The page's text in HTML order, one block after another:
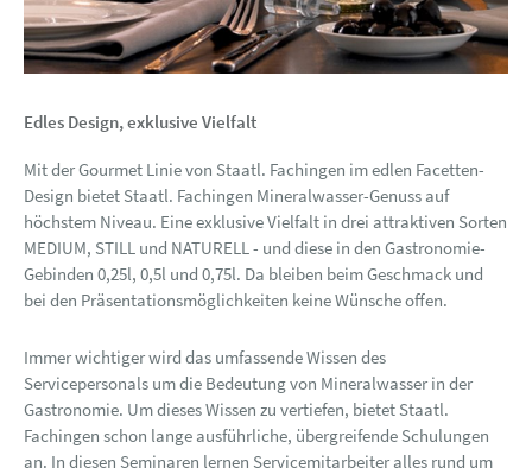
Edles Design, exklusive Vielfalt
Mit der Gourmet Linie von Staatl. Fachingen im edlen Facetten-
Design bietet Staatl. Fachingen Mineralwasser-Genuss auf
höchstem Niveau. Eine exklusive Vielfalt in drei attraktiven Sorten
MEDIUM, STILL und NATURELL - und diese in den Gastronomie-
Gebinden 0,25l, 0,5l und 0,75l. Da bleiben beim Geschmack und
bei den Präsentationsmöglichkeiten keine Wünsche offen.
Immer wichtiger wird das umfassende Wissen des
Servicepersonals um die Bedeutung von Mineralwasser in der
Gastronomie. Um dieses Wissen zu vertiefen, bietet Staatl.
Fachingen schon lange ausführliche, übergreifende Schulungen
an. In diesen Seminaren lernen Servicemitarbeiter alles rund um